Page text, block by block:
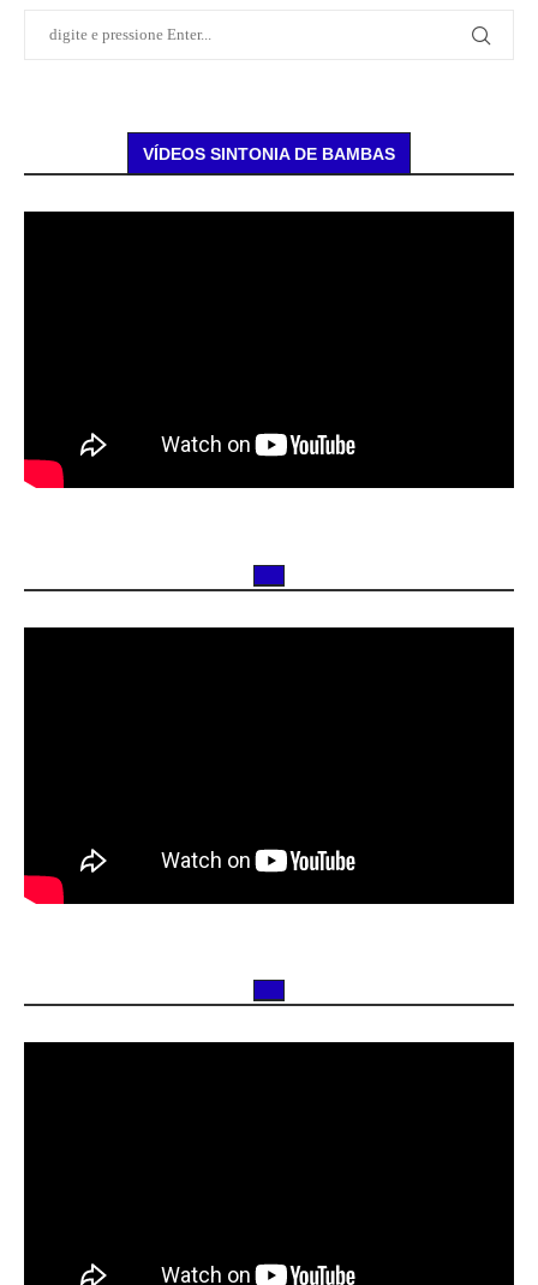
VÍDEOS SINTONIA DE BAMBAS